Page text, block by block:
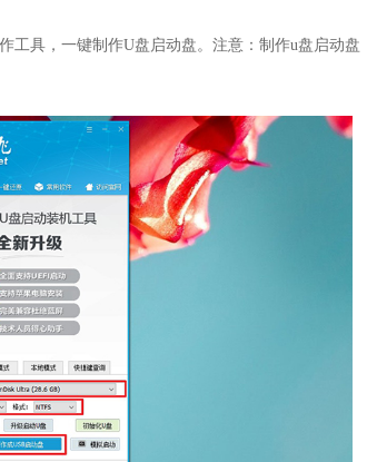
工具，一键制作U盘启动盘。注意：制作u盘启动盘